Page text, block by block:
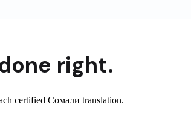
right.
certified Сомали translation.